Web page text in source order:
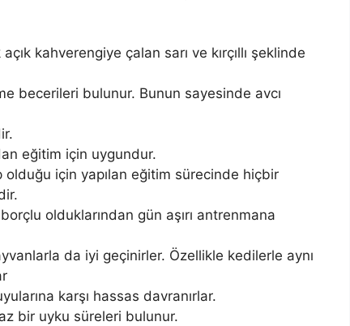
kahverengiye çalan sarı ve kırçıllı şeklinde
becerileri bulunur. Bunun sayesinde avcı
eğitim için uygundur.
için yapılan eğitim sürecinde hiçbir
olduklarından gün aşırı antrenmana
da iyi geçinirler. Özellikle kedilerle aynı
karşı hassas davranırlar.
bir uyku süreleri bulunur.